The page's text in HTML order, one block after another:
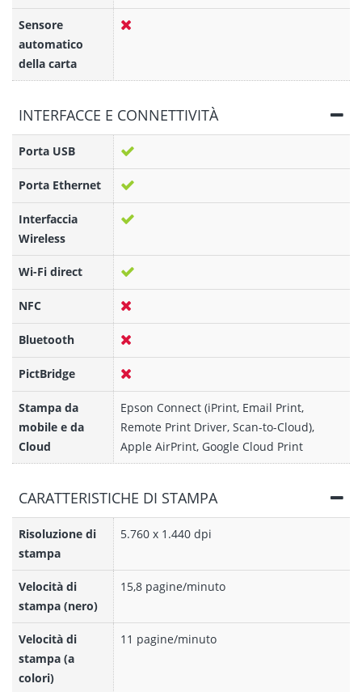
Sensore
automatico
della carta
INTERFACCE E CONNETTIVITÀ
Porta USB
Porta Ethernet
Interfaccia
Wireless
Wi-Fi direct
NFC
Bluetooth
PictBridge
Stampa da
mobile e da
Cloud
Epson Connect (iPrint, Email Print,
Remote Print Driver, Scan-to-Cloud),
Apple AirPrint, Google Cloud Print
CARATTERISTICHE DI STAMPA
Risoluzione di
stampa
5.760 x 1.440 dpi
Velocità di
stampa (nero)
15,8 pagine/minuto
Velocità di
stampa (a
colori)
11 pagine/minuto